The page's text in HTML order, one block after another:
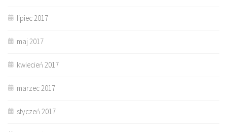
lipiec 2017
maj 2017
kwiecień 2017
marzec 2017
styczeń 2017